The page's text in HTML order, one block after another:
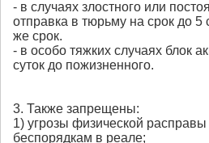
- в случаях злостного или
отправка в тюрьму на срок до 5
же срок.
- в особо тяжких случаях блок
суток до пожизненного.
3. Также запрещены:
1) угрозы физической
беспорядкам в реале;